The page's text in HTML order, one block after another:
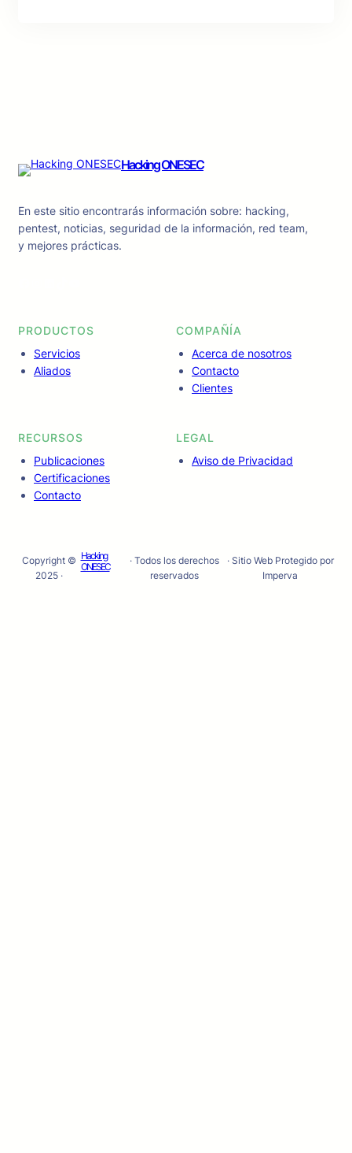
Hacking ONESEC
En este sitio encontrarás información sobre: hacking,
pentest, noticias, seguridad de la información, red team,
y mejores prácticas.
PRODUCTOS
Servicios
Aliados
COMPAÑÍA
Acerca de nosotros
Contacto
Clientes
RECURSOS
Publicaciones
Certificaciones
Contacto
LEGAL
Aviso de Privacidad
Copyright ©
2025 ·
Hacking
ONESEC
· Todos los derechos
reservados
· Sitio Web Protegido por
Imperva